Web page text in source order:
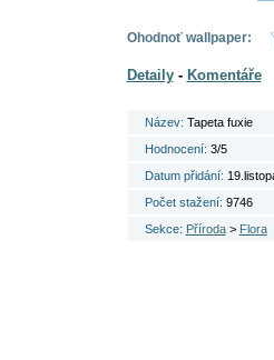
Ohodnoť wallpaper:
Detaily- Komentáře
Název: Tapeta fuxie
Hodnocení: 3/5
Datum přidání:
Počet stažení: 9746
Sekce: Příroda> Flora